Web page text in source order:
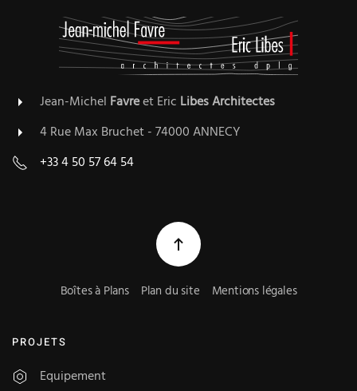
Jean-Michel Favreet Eric LibesArchitectes
4 Rue Max Bruchet - 74000 ANNECY
+33 4 50 57 64 54
Boîtes à Plans Plan du site Mentions légales
PROJETS
Equipement